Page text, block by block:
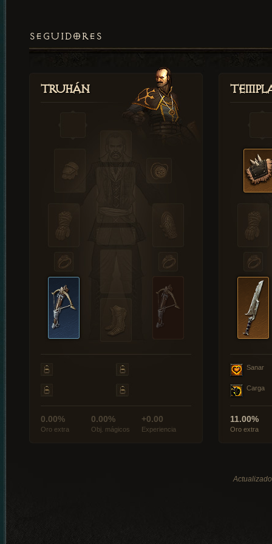
SEGUIDORES
Truhán
0.00%
Oro extra
0.00%
Obj. mágicos
+0.00
Experiencia
Sanar
Carga
11.00%
Oro extra